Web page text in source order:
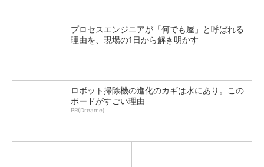
プロセスエンジニアが「何でも屋」と呼ばれる
理由を、現場の1日から解き明かす
ロボット掃除機の進化のカギは水にあり。この
ボードがすごい理由
PR(Dreame)